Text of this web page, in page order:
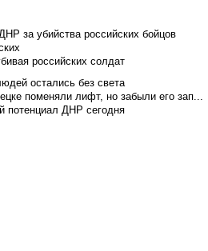
за убийства российских бойцов
российских солдат
остались без света
поменяли лифт, но забыли его зап...
потенциал ДНР сегодня